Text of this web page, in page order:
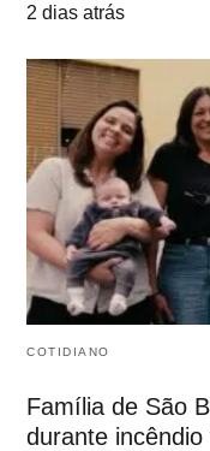
2 dias atrás
COTIDIANO
Família de São
durante